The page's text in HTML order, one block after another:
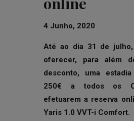
4 Junho, 2020
Até ao dia 31 de
oferecer, para além
desconto, uma
250€ a todos os
efetuarem a reserva
Yaris 1.0 VVT-i Comfort.